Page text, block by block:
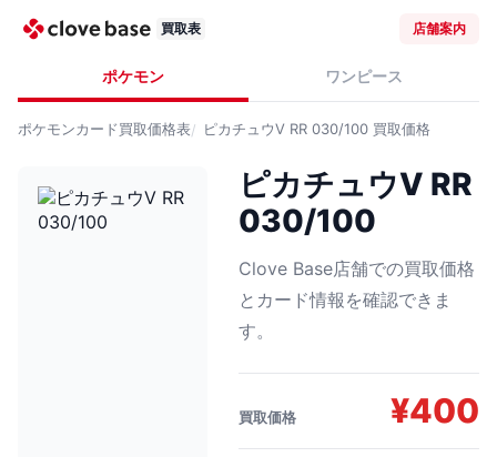
買取表 店舗案内
ポケモン ワンピース
ポケモンカード買取価格表 ピカチュウV RR 030/100 買取価格
ピカチュウV RR
030/100
Clove Base店舗での買取価格
とカード情報を確認できま
す。
買取価格 ¥400